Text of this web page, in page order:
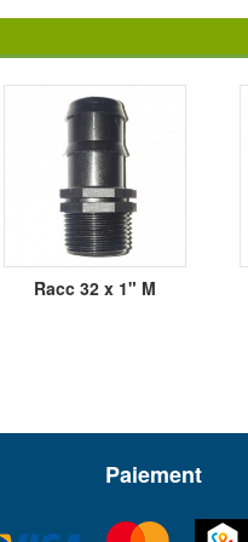
Racc 32 x 1" M
Paiement